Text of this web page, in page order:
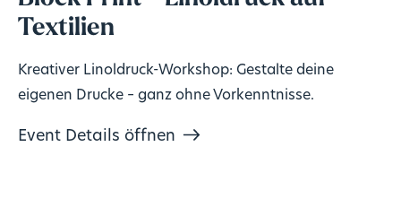
Textilien
Kreativer Linoldruck-Workshop: Gestalte deine
eigenen Drucke – ganz ohne Vorkenntnisse.
Event Details öffnen